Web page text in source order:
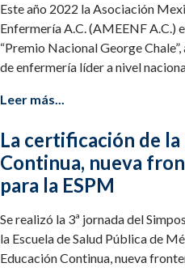
Este año 2022 la Asociación
Enfermería A.C. (AMEENF A.C.)
“Premio Nacional George
de enfermería líder a nivel
Leer más...
La certificación de la
Continua, nueva
para la ESPM
Se realizó la 3ª jornada del
la Escuela de Salud Pública de
Educación Continua, nueva